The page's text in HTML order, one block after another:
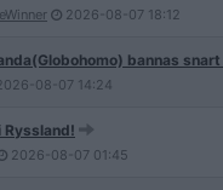
2026-08-07 18:12
bannas
08-07 14:24
Ryssland!
2026-08-07 01:45